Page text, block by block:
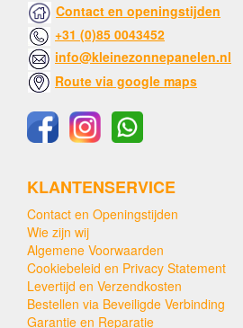
Contact en openingstijden
+31 (0)85 0043452
info@kleinezonnepanelen.nl
Route via google maps
KLANTENSERVICE
Contact en Openingstijden
Wie zijn wij
Algemene Voorwaarden
Cookiebeleid en Privacy Statement
Levertijd en Verzendkosten
Bestellen via Beveiligde Verbinding
Garantie en Reparatie